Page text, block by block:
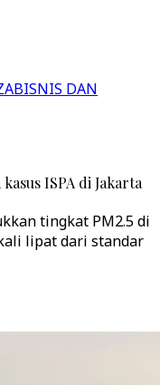
BISNIS DAN
ISPA di Jakarta
tingkat PM2.5 di
lipat dari standar